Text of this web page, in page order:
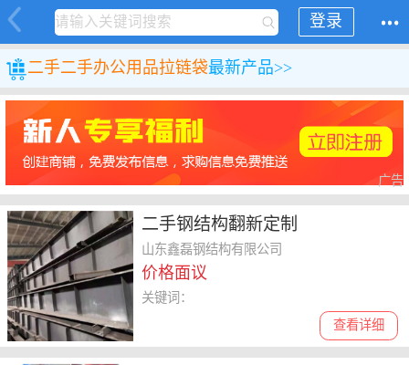
登录
二手二手办公用品拉链袋最新产品>>
广告
二手钢结构翻新定制
山东鑫磊钢结构有限公司
价格面议
查看详细
关键词：